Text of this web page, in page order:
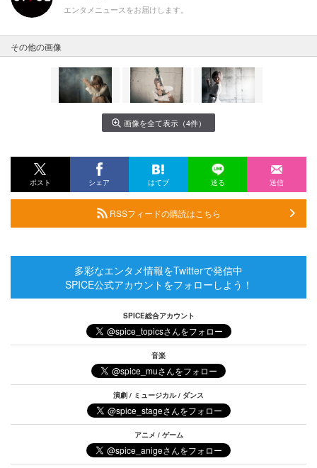
エンタメニュースをお届けします。
その他の画像
画像を全て表示（4件）
ポスト シェア はてブ 送る 送信
RSSフィードの購読はこちら
多彩なエンタメ情報をTwitterで発信中
SPICE公式アカウントをフォローしよう！
SPICE総合アカウント
音楽
演劇 / ミュージカル / ダンス
アニメ / ゲーム